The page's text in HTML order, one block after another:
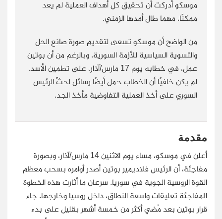
موسكو أدركت أن تحقيق كل أهداف العملية لم يعد
ممكنًا، مهما طال أمدها الزمني.
من الواضح أن موسكو تسعى لتقديم صورة صانع الحل
والتسوية السياسية للأزمة السورية. وبالرغم من أن بوتين
عمل، في خطابه يوم 17 مارس/آذار، على تطمين الأسد،
لم يكن خافيًا أن الخطاب حمل أيضًا رسائل لحثِّ الرئيس
السوري على أخذ العملية التفاوضية مأخذ الجد.
مقدمة
أُعلن في موسكو، مساء يوم الاثنين 14 مارس/آذار، وبصورة
مفاجِئة، أن الرئيس فلاديمير بوتين أصدر أوامره بسحب معظم
القوة الروسية الجوية في سوريا. سرعان ما أثارت هذه الخطوة
المفاجئة تعليقات واسعة النطاق، داخل روسيا وخارجها. جاء
قرار بوتين بعد مُضي أكثر من خمسة أشهر بقليل على بدء